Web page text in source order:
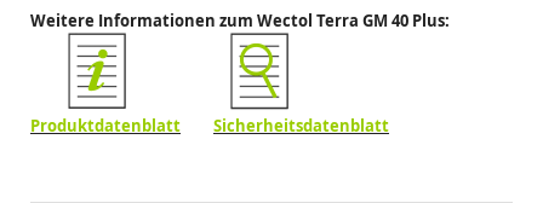
Weitere Informationen zum Wectol Terra GM 40 Plus:
Produktdatenblatt Sicherheitsdatenblatt